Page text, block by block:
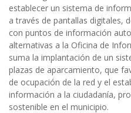
establecer un sistema de
a través de pantallas digitales,
con puntos de información
alternativas a la Oficina de
suma la implantación de un
plazas de aparcamiento, que
de ocupación de la red y el
información a la ciudadanía,
sostenible en el municipio.